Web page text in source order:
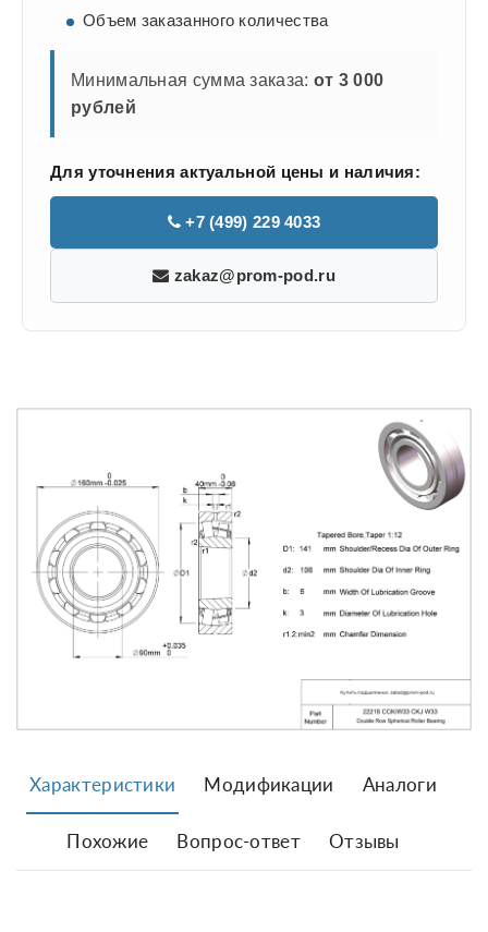
Объем заказанного количества
Минимальная сумма заказа: от 3 000
рублей
Для уточнения актуальной цены и наличия:
+7 (499) 229 4033
zakaz@prom-pod.ru
Характеристики Модификации Аналоги
Похожие Вопрос-ответ Отзывы